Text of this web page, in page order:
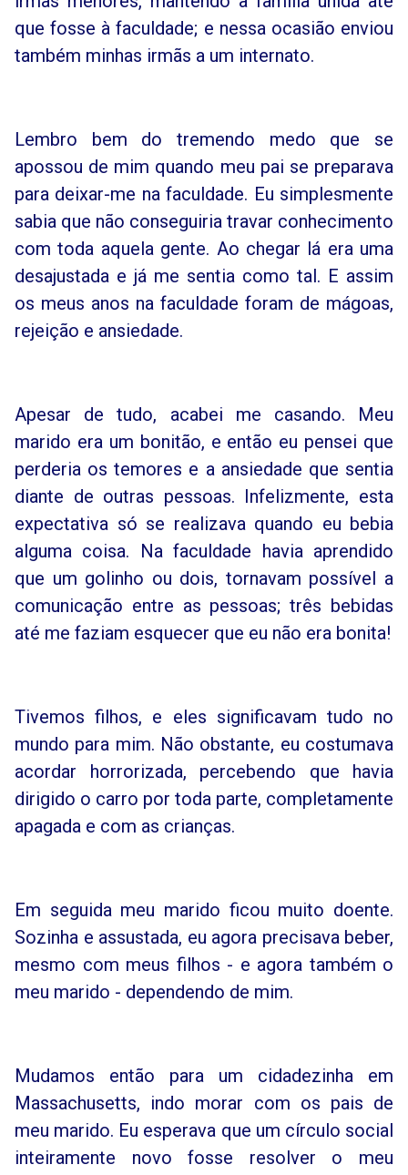
que fosse à faculdade; e nessa ocasião enviou
também minhas irmãs a um internato.
Lembro bem do tremendo medo que se
apossou de mim quando meu pai se preparava
para deixar-me na faculdade. Eu simplesmente
sabia que não conseguiria travar conhecimento
com toda aquela gente. Ao chegar lá era uma
desajustada e já me sentia como tal. E assim
os meus anos na faculdade foram de mágoas,
rejeição e ansiedade.
Apesar de tudo, acabei me casando. Meu
marido era um bonitão, e então eu pensei que
perderia os temores e a ansiedade que sentia
diante de outras pessoas. Infelizmente, esta
expectativa só se realizava quando eu bebia
alguma coisa. Na faculdade havia aprendido
que um golinho ou dois, tornavam possível a
comunicação entre as pessoas; três bebidas
até me faziam esquecer que eu não era bonita!
Tivemos filhos, e eles significavam tudo no
mundo para mim. Não obstante, eu costumava
acordar horrorizada, percebendo que havia
dirigido o carro por toda parte, completamente
apagada e com as crianças.
Em seguida meu marido ficou muito doente.
Sozinha e assustada, eu agora precisava beber,
mesmo com meus filhos - e agora também o
meu marido - dependendo de mim.
Mudamos então para um cidadezinha em
Massachusetts, indo morar com os pais de
meu marido. Eu esperava que um círculo social
inteiramente novo fosse resolver o meu